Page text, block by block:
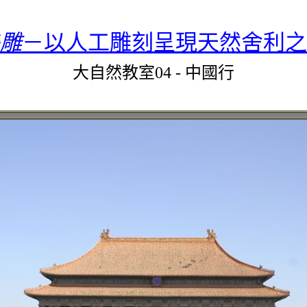
－以人工雕刻呈現天然舍利
大自然教室04- 中國行